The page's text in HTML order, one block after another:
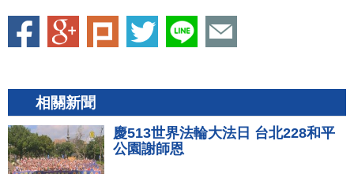
相關新聞
慶513世界法輪大法日 台北228和平
公園謝師恩